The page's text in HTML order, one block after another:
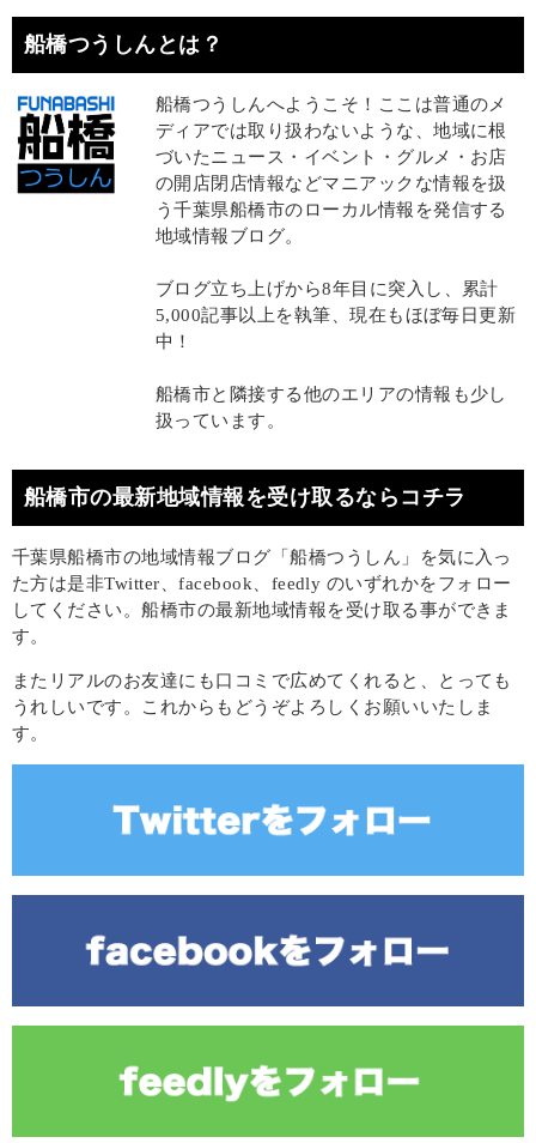
船橋つうしんとは？
船橋つうしんへようこそ！ここは普通のメ
ディアでは取り扱わないような、地域に根
づいたニュース・イベント・グルメ・お店
の開店閉店情報などマニアックな情報を扱
う千葉県船橋市のローカル情報を発信する
地域情報ブログ。
ブログ立ち上げから8年目に突入し、累計
5,000記事以上を執筆、現在もほぼ毎日更新
中！
船橋市と隣接する他のエリアの情報も少し
扱っています。
船橋市の最新地域情報を受け取るならコチラ
千葉県船橋市の地域情報ブログ「船橋つうしん」を気に入っ
た方は是非Twitter、facebook、feedly のいずれかをフォロー
してください。船橋市の最新地域情報を受け取る事ができま
す。
またリアルのお友達にも口コミで広めてくれると、とっても
うれしいです。これからもどうぞよろしくお願いいたしま
す。